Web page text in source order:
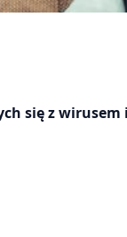
się z wirusem